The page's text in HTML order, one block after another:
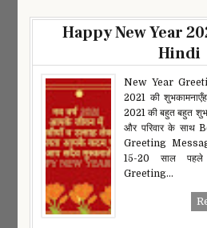
Happy New Year
Hindi
New Year
2021 की
2021 की बहुत बहुत
और परिवार के साथ
Greeting
15-20 साल पहले
Greeting...